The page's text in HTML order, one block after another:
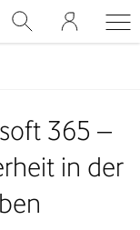
365 –
in der